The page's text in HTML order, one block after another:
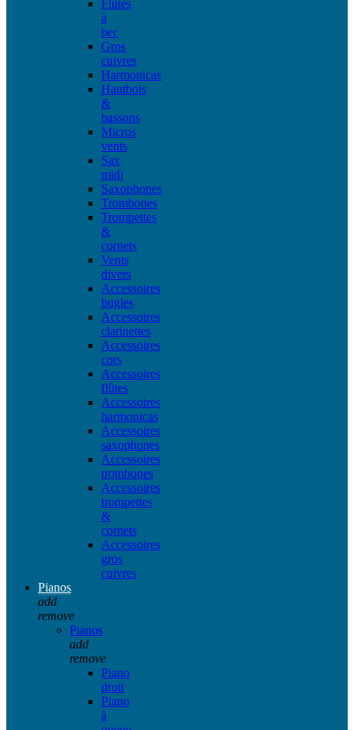
Flûtes
à
bec
Gros
cuivres
Harmonicas
Hautbois
&
bassons
Micros
vents
Sax
midi
Saxophones
Trombones
Trompettes
&
cornets
Vents
divers
Accessoires
bugles
Accessoires
clarinettes
Accessoires
cors
Accessoires
flûtes
Accessoires
harmonicas
Accessoires
saxophones
Accessoires
trombones
Accessoires
trompettes
&
cornets
Accessoires
gros
cuivres
Pianos
add
remove
Pianos
add
remove
Piano
droit
Piano
à